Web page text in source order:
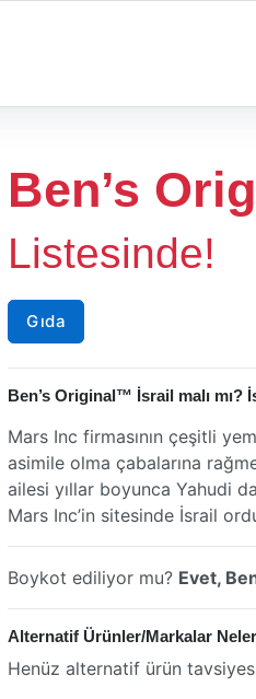
Ben’s
Listesinde!
Gıda
Ben’s Original™ İsrail malı
Mars Inc firmasının çeşitli
asimile olma çabalarına
ailesi yıllar boyunca Yahudi
Mars Inc’in sitesinde İsrail
Boykot ediliyor mu? Evet,
Alternatif Ürünler/Markalar
Henüz alternatif ürün